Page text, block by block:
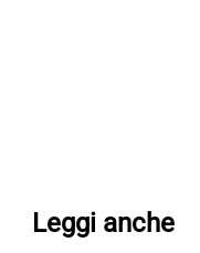
Leggi anche